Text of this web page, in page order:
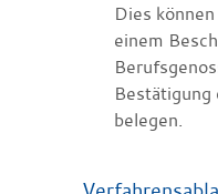
Dies
einem
Be
Bestätigung
belegen.